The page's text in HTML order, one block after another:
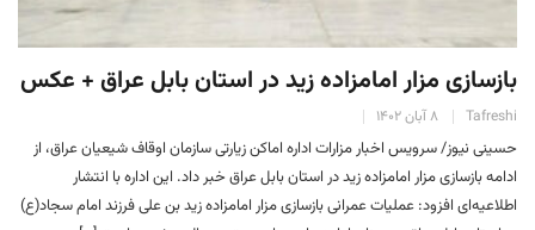
بازسازی مزار امامزاده زید در استان بابل عراق + عکس
Tafreshi ۸ آبان ۱۴۰۲
حسینی نیوز/ سرویس اخبار مزارات اداره اماکن زیارتی سازمان اوقاف شیعیان عراق، از
ادامه بازسازی مزار امامزاده زید در استان بابل عراق خبر داد. این اداره با انتشار
اطلاعیه‌ای افزود: عملیات عمرانی بازسازی مزار امامزاده زید بن علی فرزند امام سجاد(ع)